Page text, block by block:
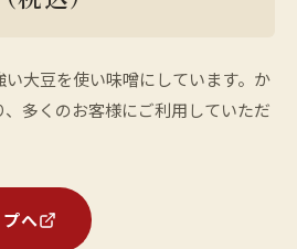
大豆を使い味噌にしています。か
多くのお客様にご利用していただ
へ